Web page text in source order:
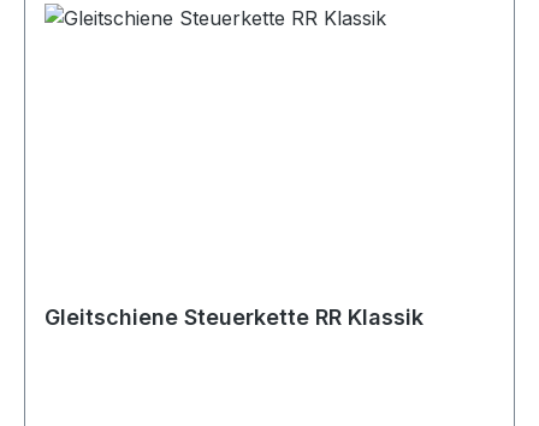
Gleitschiene Steuerkette RR Klassik